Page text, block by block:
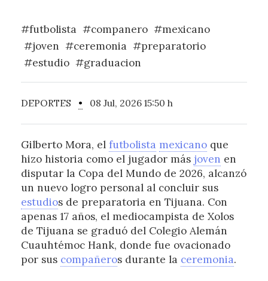
#futbolista #companero #mexicano
#joven #ceremonia #preparatorio
#estudio #graduacion
DEPORTES • 08 Jul, 2026 15:50 h
Gilberto Mora, el futbolista mexicanoque
hizo historia como el jugador más joven en
disputar la Copa del Mundo de 2026, alcanzó
un nuevo logro personal al concluir sus
estudios de preparatoria en Tijuana. Con
apenas 17 años, el mediocampista de Xolos
de Tijuana se graduó del Colegio Alemán
Cuauhtémoc Hank, donde fue ovacionado
por sus compañeros durante la ceremonia.